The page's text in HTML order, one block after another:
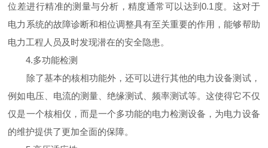
位差进行精准的测量与分析，精度通常可以达到0.1度。这对于
电力系统的故障诊断和相位调整具有至关重要的作用，能够帮助
电力工程人员及时发现潜在的安全隐患。
4.多功能检测
除了基本的核相功能外，还可以进行其他的电力设备测试，
例如电压、电流的测量、绝缘测试、频率测试等。这使得它不仅
仅是一个核相仪，而是一个多功能的电力检测设备，为电力设备
的维护提供了更加全面的保障。